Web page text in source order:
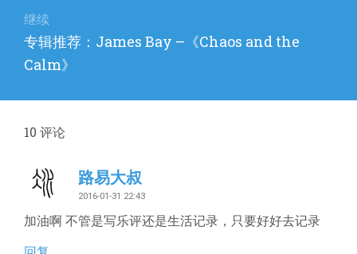
继续
下
篇
章：
专辑推荐：James Bay –《Chaos and the
Calm》
10 评论
路易大叔
2016-01-31 22:43
加油啊 不管是写乐评还是生活记录，只要好好去记录